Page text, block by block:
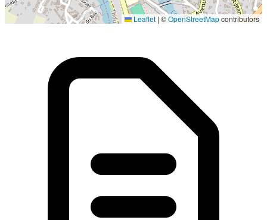
Localisation en cours...
Leaflet| ©OpenStreetMapcontributors